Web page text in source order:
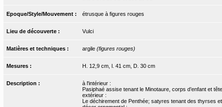
Epoque/Style/Mouvement : étrusque à figures rouges
Lieu de découverte : Vulci
Matières et techniques : argile (figures rouges)
Mesures : H. 12,9 cm, l. 41 cm, D. 30 cm
Description :
à l'intérieur :
Pasiphaé assise tenant le Minotaure, corps d’enfant et
extérieur :
Le déchirement de Penthée; satyres tenant des thyrses